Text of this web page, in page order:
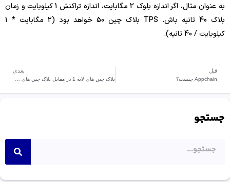
به عنوان مثال، اگر اندازه بلوک 2 مگابایت، اندازه تراکنش 1 کیلوبایت و زمان
بلاک 40 ثانیه باش. TPS بلاک چین 50 خواهد بود (2 مگابایت * 1
کیلوبایت / 40 ثانیه).
قبل
Appchain چیست؟
بعدی
جستجو